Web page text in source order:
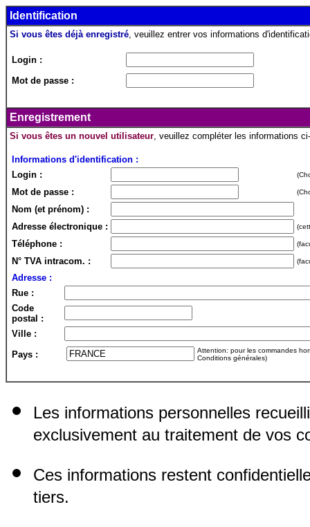
Identification
Si vous êtes déjà enregistré, veuillez entrer vos informations
Login :
Mot de passe :
Enregistrement
Si vous êtes un nouvel utilisateur, veuillez compléter les informations
Informations d'identification :
Login :
Mot de passe :
Nom (et prénom) :
Adresse électronique :
Téléphone :
N° TVA intracom. :
Adresse :
Rue :
Code
postal :
Ville :
Pays :
Attention: pour les commandes
Conditions générales)
Les informations personnelles
exclusivement au traitement de vos
Ces informations restent
tiers.